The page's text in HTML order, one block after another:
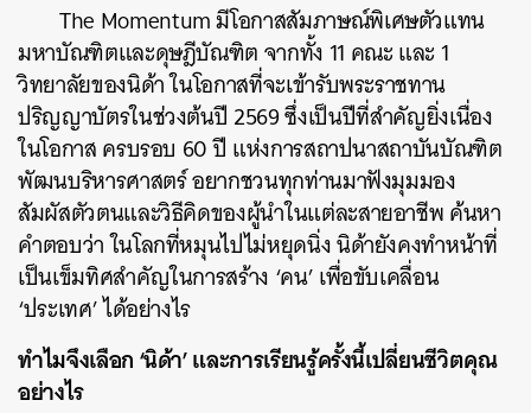
The Momentum มีโอกาสสัมภาษณ์พิเศษตัวแทน
มหาบัณฑิตและดุษฎีบัณฑิต จากทั้ง 11 คณะ และ 1
วิทยาลัยของนิด้า ในโอกาสที่จะเข้ารับพระราชทาน
ปริญญาบัตรในช่วงต้นปี 2569 ซึ่งเป็นปีที่สำคัญยิ่งเนื่อง
ในโอกาส ครบรอบ 60 ปี แห่งการสถาปนาสถาบันบัณฑิต
พัฒนบริหารศาสตร์ อยากชวนทุกท่านมาฟังมุมมอง
สัมผัสตัวตนและวิธีคิดของผู้นำในแต่ละสายอาชีพ ค้นหา
คำตอบว่า ในโลกที่หมุนไปไม่หยุดนิ่ง นิด้ายังคงทำหน้าที่
เป็นเข็มทิศสำคัญในการสร้าง ‘คน’ เพื่อขับเคลื่อน
‘ประเทศ’ ได้อย่างไร
ทำไมจึงเลือก ‘นิด้า’ และการเรียนรู้ครั้งนี้เปลี่ยนชีวิตคุณ
อย่างไร